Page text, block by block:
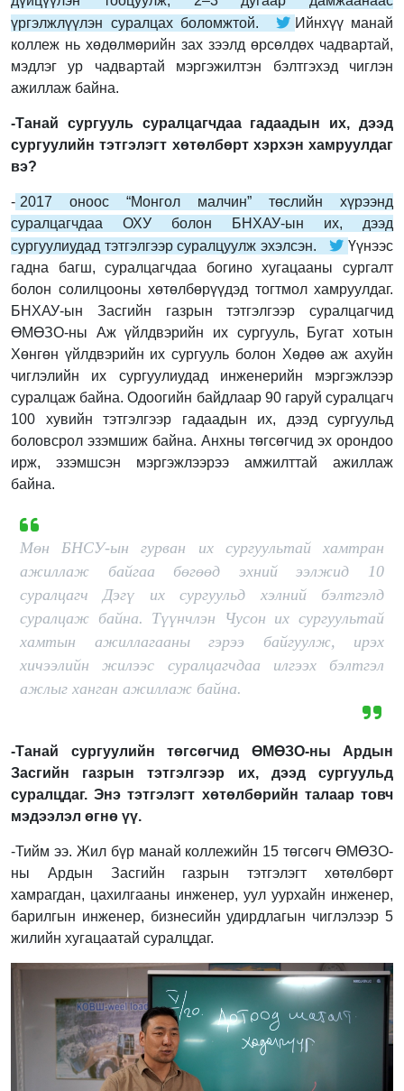
үргэлжлүүлэн суралцах боломжтой.
Ийнхүү манай
коллеж нь хөдөлмөрийн зах зээлд өрсөлдөх чадвартай,
мэдлэг ур чадвартай мэргэжилтэн бэлтгэхэд чиглэн
ажиллаж байна.
-Танай сургууль суралцагчдаа гадаадын их, дээд
сургуулийн тэтгэлэгт хөтөлбөрт хэрхэн хамруулдаг
вэ?
- 2017 оноос “Монгол малчин” төслийн хүрээнд
суралцагчдаа ОХУ болон БНХАУ-ын их, дээд
сургуулиудад тэтгэлгээр суралцуулж эхэлсэн.
Үүнээс
гадна багш, суралцагчдаа богино хугацааны сургалт
болон солилцооны хөтөлбөрүүдэд тогтмол хамруулдаг.
БНХАУ-ын Засгийн газрын тэтгэлгээр суралцагчид
ӨМӨЗО-ны Аж үйлдвэрийн их сургууль, Бугат хотын
Хөнгөн үйлдвэрийн их сургууль болон Хөдөө аж ахуйн
чиглэлийн их сургуулиудад инженерийн мэргэжлээр
суралцаж байна. Одоогийн байдлаар 90 гаруй суралцагч
100 хувийн тэтгэлгээр гадаадын их, дээд сургуульд
боловсрол эзэмшиж байна. Анхны төгсөгчид эх орондоо
ирж, эзэмшсэн мэргэжлээрээ амжилттай ажиллаж
байна.
Мөн БНСУ-ын гурван их сургуультай хамтран
ажиллаж байгаа бөгөөд эхний ээлжид 10
суралцагч Дэгү их сургуульд хэлний бэлтгэлд
суралцаж байна. Түүнчлэн Чусон их сургуультай
хамтын ажиллагааны гэрээ байгуулж, ирэх
хичээлийн жилээс суралцагчдаа илгээх бэлтгэл
ажлыг ханган ажиллаж байна.
-Танай сургуулийн төгсөгчид ӨМӨЗО-ны Ардын
Засгийн газрын тэтгэлгээр их, дээд сургуульд
суралцдаг. Энэ тэтгэлэгт хөтөлбөрийн талаар товч
мэдээлэл өгнө үү.
-Тийм ээ. Жил бүр манай коллежийн 15 төгсөгч ӨМӨЗО-
ны Ардын Засгийн газрын тэтгэлэгт хөтөлбөрт
хамрагдан, цахилгааны инженер, уул уурхайн инженер,
барилгын инженер, бизнесийн удирдлагын чиглэлээр 5
жилийн хугацаатай суралцдаг.